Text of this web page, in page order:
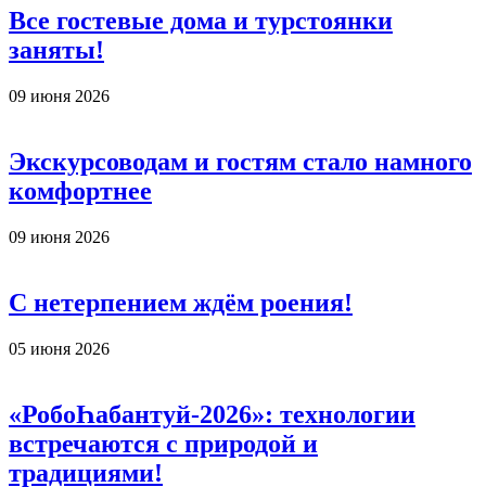
Все гостевые дома и турстоянки
заняты!
09 июня 2026
Экскурсоводам и гостям стало намного
комфортнее
09 июня 2026
С нетерпением ждём роения!
05 июня 2026
«РобоҺабантуй-2026»: технологии
встречаются с природой и
традициями!